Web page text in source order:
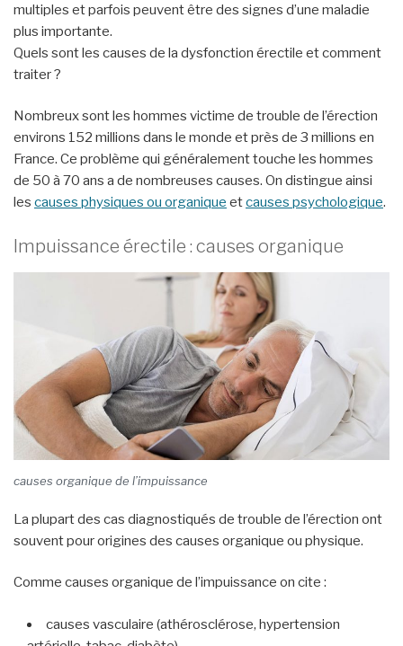
multiples et parfois peuvent être des signes d’une maladie
plus importante.
Quels sont les causes de la dysfonction érectile et comment
traiter ?
Nombreux sont les hommes victime de trouble de l’érection
environs 152 millions dans le monde et près de 3 millions en
France. Ce problème qui généralement touche les hommes
de 50 à 70 ans a de nombreuses causes. On distingue ainsi
les causes physiques ou organique etcauses psychologique.
Impuissance érectile : causes organique
causes organique de l’impuissance
La plupart des cas diagnostiqués de trouble de l’érection ont
souvent pour origines des causes organique ou physique.
Comme causes organique de l’impuissance on cite :
causes vasculaire (athérosclérose, hypertension